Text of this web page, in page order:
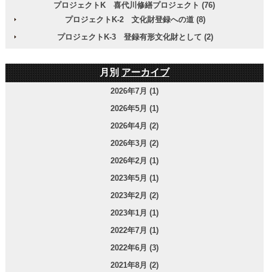
プロジェクトK 喜代川修繕プロジェクト (76)
プロジェクトK-2 文化財登録への道 (8)
プロジェクトK-3 登録有形文化財として (2)
月別アーカイブ
2026年7月 (1)
2026年5月 (1)
2026年4月 (2)
2026年3月 (2)
2026年2月 (1)
2023年5月 (1)
2023年2月 (2)
2023年1月 (1)
2022年7月 (1)
2022年6月 (3)
2021年8月 (2)